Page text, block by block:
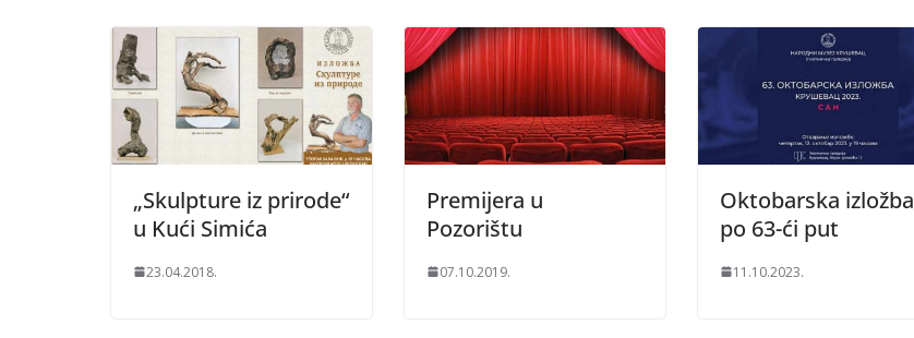
„Skulpture iz prirode“
u Kući Simića
23.04.2018.
Premijera u
Pozorištu
07.10.2019.
Oktobarska izložba
po 63-ći put
11.10.2023.